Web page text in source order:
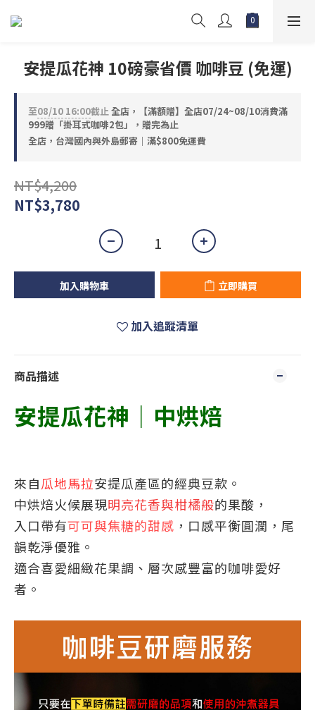
安提瓜花神 10磅豪省價 咖啡豆 (免運)
至08/10 16:00截止全店，【滿額贈】全店07/24~08/10消費滿
999贈「掛耳式咖啡2包」，贈完為止
全店，台灣國內與外島郵寄｜滿$800免運費
NT$4,200
NT$3,780
加入購物車 立即購買
加入追蹤清單
商品描述
安提瓜花神｜中烘焙
來自瓜地馬拉安提瓜產區的經典豆款。
中烘焙火候展現明亮花香與柑橘般的果酸，
入口帶有可可與焦糖的甜感 ，口感平衡圓潤，尾
韻乾淨優雅。
適合喜愛細緻花果調、層次感豐富的咖啡愛好
者 。